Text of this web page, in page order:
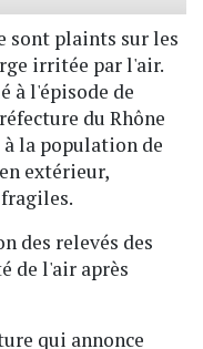
sont plaints sur les
irritée par l'air.
à l'épisode de
du Rhône
la population de
extérieur,
des relevés des
de l'air après
qui annonce